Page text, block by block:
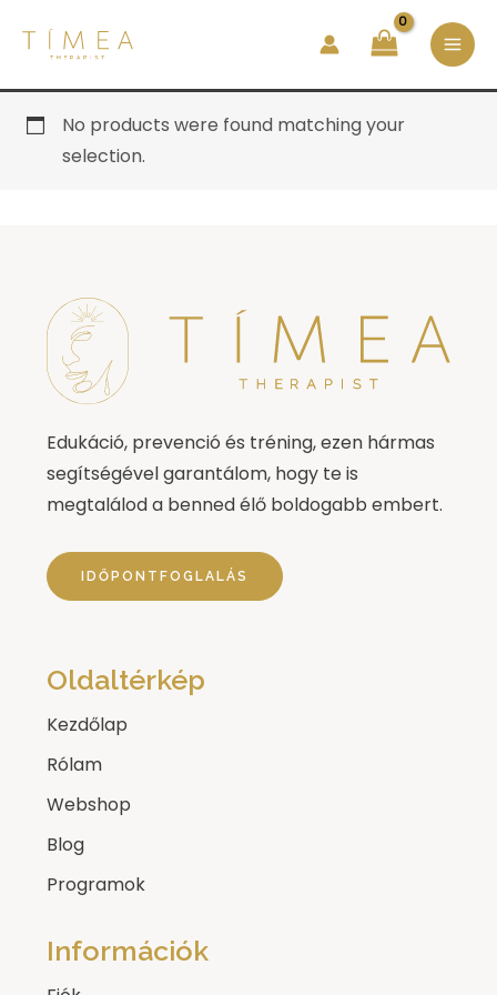
No products were found matching your
selection.
Edukáció, prevenció és tréning, ezen hármas
segítségével garantálom, hogy te is
megtalálod a benned élő boldogabb embert.
IDŐPONTFOGLALÁS
Oldaltérkép
Kezdőlap
Rólam
Webshop
Blog
Programok
Információk